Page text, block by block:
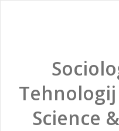
Tehnologij
Science